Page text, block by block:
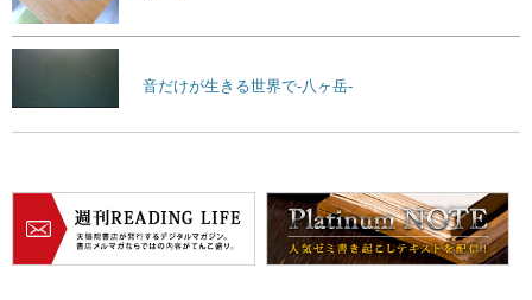
音だけが生きる世界で-八ヶ岳-